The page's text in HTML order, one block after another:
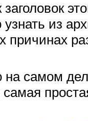
из
причинах
на самом